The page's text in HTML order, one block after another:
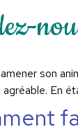
son
agréable. En